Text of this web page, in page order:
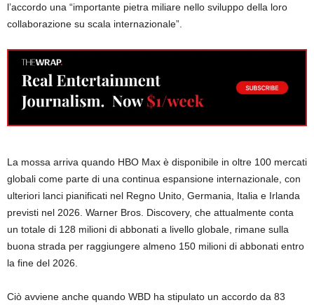
l’accordo una “importante pietra miliare nello sviluppo della loro
collaborazione su scala internazionale”.
La mossa arriva quando HBO Max è disponibile in oltre 100 mercati
globali come parte di una continua espansione internazionale, con
ulteriori lanci pianificati nel Regno Unito, Germania, Italia e Irlanda
previsti nel 2026. Warner Bros. Discovery, che attualmente conta
un totale di 128 milioni di abbonati a livello globale, rimane sulla
buona strada per raggiungere almeno 150 milioni di abbonati entro
la fine del 2026.
Ciò avviene anche quando WBD ha stipulato un accordo da 83